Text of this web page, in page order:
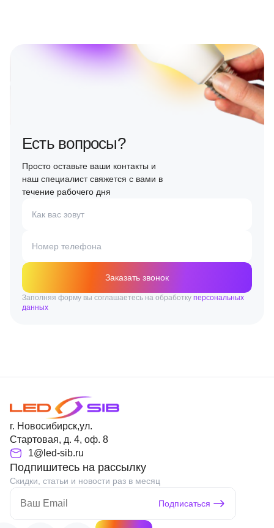
Есть вопросы?
Просто оставьте ваши контакты и
наш специалист свяжется с вами в
течение рабочего дня
Как вас зовут
Номер телефона
Заказать звонок
Заполняя форму вы соглашаетесь на обработку персональных
данных
г. Новосибирск,ул.
Стартовая, д. 4, оф. 8
1@led-sib.ru
Подпишитесь на рассылку
Скидки, статьи и новости раз в месяц
Подписаться